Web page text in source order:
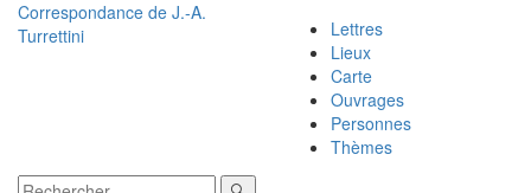
Correspondance de J.-A.
Turrettini
Lettres
Lieux
Carte
Ouvrages
Personnes
Thèmes